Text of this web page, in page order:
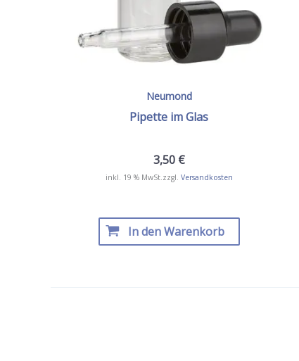
Neumond
Pipette im Glas
3,50 €
inkl. 19 % MwSt.zzgl. Versandkosten
In den Warenkorb